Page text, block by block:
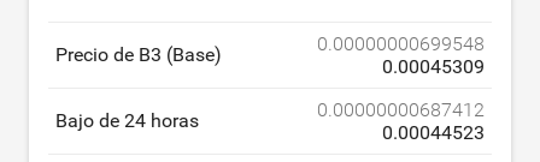
Precio de B3 (Base)
0.00000000699548
0.00045309
Bajo de 24 horas
0.00000000687412
0.00044523